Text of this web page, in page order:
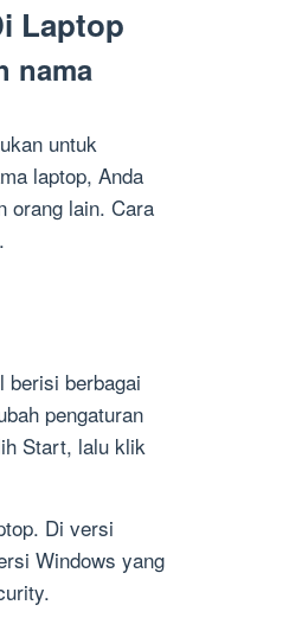
Laptop
nama
untuk
laptop, Anda
orang lain. Cara
berisi berbagai
pengaturan
Start, lalu klik
Di versi
Windows yang